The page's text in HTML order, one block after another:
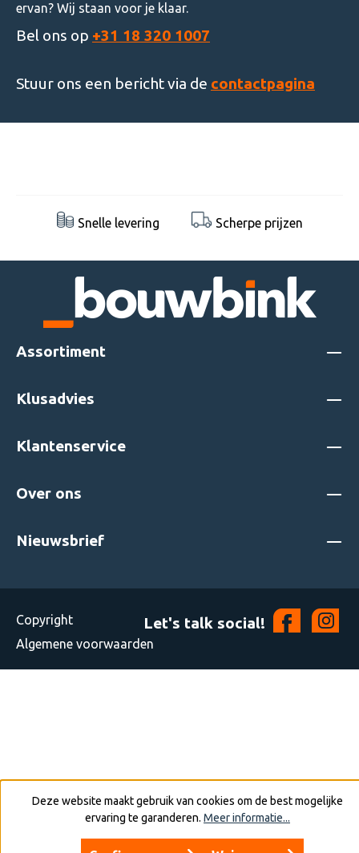
ervan? Wij staan voor je klaar.
Bel ons op +31 18 320 1007
Stuur ons een bericht via de contactpagina
Snelle levering Scherpe prijzen
Assortiment
Klusadvies
Klantenservice
Over ons
Nieuwsbrief
Copyright Let's talk social!
Algemene voorwaarden
Deze website maakt gebruik van cookies om de best mogelijke
ervaring te garanderen. Meer informatie...